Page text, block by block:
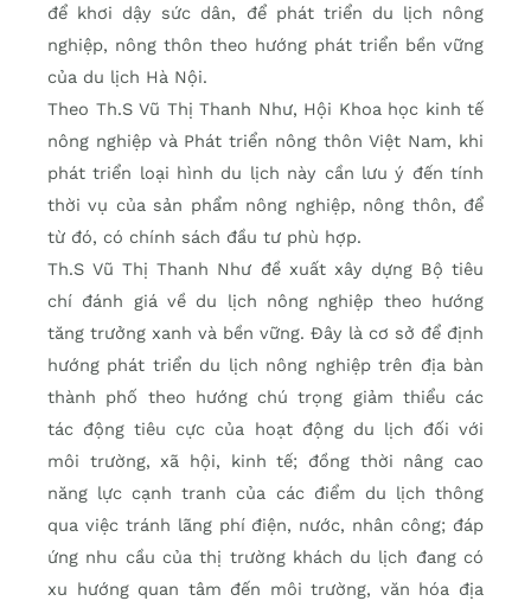
để khơi dậy sức dân, để phát triển du lịch nông
nghiệp, nông thôn theo hướng phát triển bền vững
của du lịch Hà Nội.
Theo Th.S Vũ Thị Thanh Như, Hội Khoa học kinh tế
nông nghiệp và Phát triển nông thôn Việt Nam, khi
phát triển loại hình du lịch này cần lưu ý đến tính
thời vụ của sản phẩm nông nghiệp, nông thôn, để
từ đó, có chính sách đầu tư phù hợp.
Th.S Vũ Thị Thanh Như đề xuất xây dựng Bộ tiêu
chí đánh giá về du lịch nông nghiệp theo hướng
tăng trưởng xanh và bền vững. Đây là cơ sở để định
hướng phát triển du lịch nông nghiệp trên địa bàn
thành phố theo hướng chú trọng giảm thiểu các
tác động tiêu cực của hoạt động du lịch đối với
môi trường, xã hội, kinh tế; đồng thời nâng cao
năng lực cạnh tranh của các điểm du lịch thông
qua việc tránh lãng phí điện, nước, nhân công; đáp
ứng nhu cầu của thị trường khách du lịch đang có
xu hướng quan tâm đến môi trường, văn hóa địa